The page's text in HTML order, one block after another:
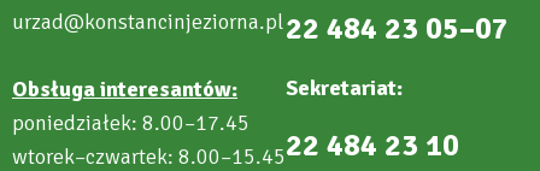
urzad@konstancinjeziorna.pl
Obsługa interesantów:
poniedziałek: 8.00–17.45
wtorek–czwartek: 8.00–15.45
22 484 23 05–07
Sekretariat:
22 484 23 10